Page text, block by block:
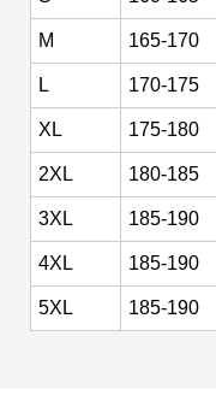
M 165-170
L 170-175
XL 175-180
2XL 180-185
3XL 185-190
4XL 185-190
5XL 185-190